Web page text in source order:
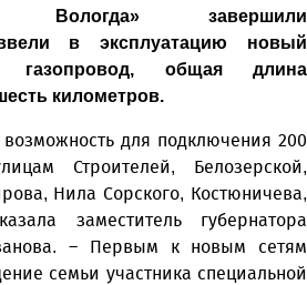
Вологда» завершили
в эксплуатацию новый
газопровод, общая длина
километров.
для подключения 200
Строителей, Белозерской,
Нила Сорского, Костюничева,
заместитель губернатора
– Первым к новым сетям
семьи участника специальной